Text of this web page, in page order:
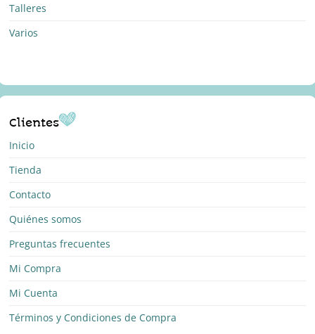
Talleres
Varios
Clientes
Inicio
Tienda
Contacto
Quiénes somos
Preguntas frecuentes
Mi Compra
Mi Cuenta
Términos y Condiciones de Compra